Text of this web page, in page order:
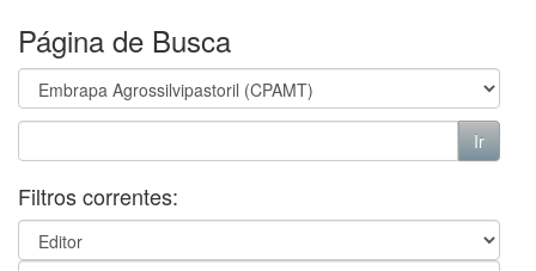
Página de Busca
Filtros correntes: